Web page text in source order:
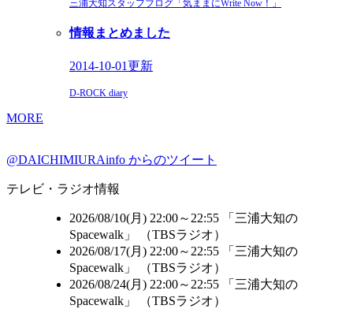
三浦大知スタッフブログ「気ままにWrite Now！」
情報まとめました
2014-10-01更新
D-ROCK diary
MORE
@DAICHIMIURAinfo からのツイート
テレビ・ラジオ情報
2026/08/10(月) 22:00～22:55 「三浦大知の
Spacewalk」 （TBSラジオ）
2026/08/17(月) 22:00～22:55 「三浦大知の
Spacewalk」 （TBSラジオ）
2026/08/24(月) 22:00～22:55 「三浦大知の
Spacewalk」 （TBSラジオ）